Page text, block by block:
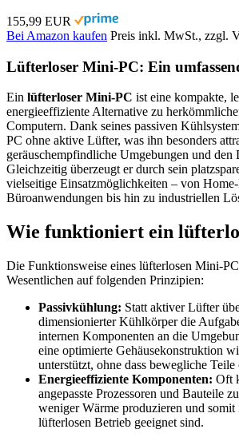
155,99 EUR
Bei Amazon kaufen Preis inkl. MwSt., zzgl.
Lüfterloser Mini-PC: Ein
Ein lüfterloser Mini-PC ist eine kompakte,
energieeffiziente Alternative zu
Computern. Dank seines passiven
PC ohne aktive Lüfter, was ihn besonders
geräuschempfindliche Umgebungen und den
Gleichzeitig überzeugt er durch sein
vielseitige Einsatzmöglichkeiten – von
Büroanwendungen bis hin zu industriellen
Wie funktioniert ein
Die Funktionsweise eines lüfterlosen Mini-
Wesentlichen auf folgenden Prinzipien:
Passivkühlung: Statt aktiver Lüfter
dimensionierter Kühlkörper die
internen Komponenten an die
eine optimierte Gehäusekonstruktion
unterstützt, ohne dass bewegliche
Energieeffiziente Komponenten: Oft
angepasste Prozessoren und Bauteile
weniger Wärme produzieren und somit
lüfterlosen Betrieb geeignet sind.